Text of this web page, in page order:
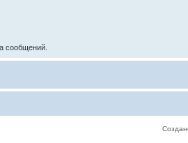
сообщений.